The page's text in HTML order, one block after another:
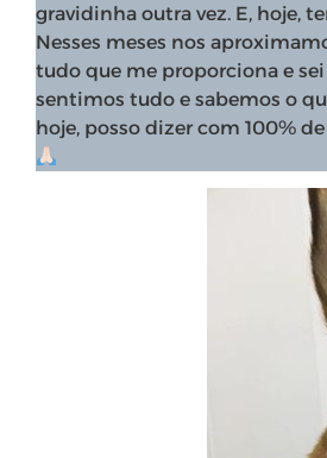
gravidinha outra vez. E, hoje,
Nesses meses nos
tudo que me proporciona e
sentimos tudo e sabemos o
hoje, posso dizer com 100%